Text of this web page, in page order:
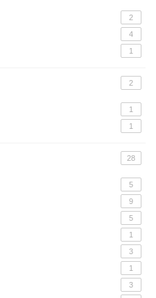
2
4
1
2
1
1
28
5
9
5
1
3
1
3